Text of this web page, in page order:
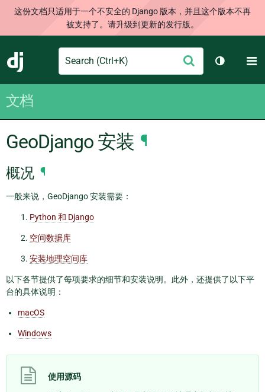
这份文档只适用于一个不安全的 Django 版本，并且这个版本不再
被支持了。请升级到更新的发行版。
Django
Search
交
切换主题
文档
GeoDjango 安装 ¶
概况 ¶
一般来说，GeoDjango 安装需要：
Python 和 Django
空间数据库
安装地理空间库
以下各节提供了每项要求的细节和安装说明。此外，还提供了以下平
台的具体说明：
macOS
Windows
使用源码